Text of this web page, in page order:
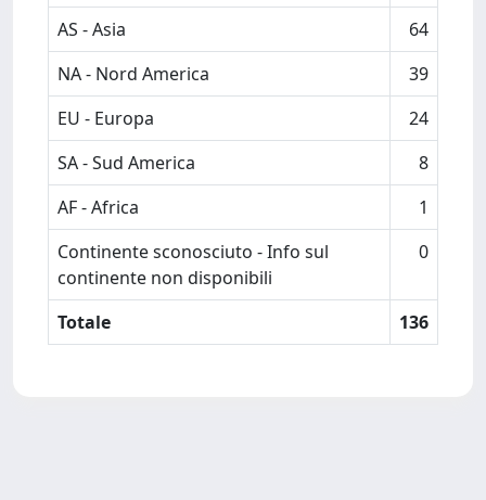
AS - Asia
64
NA - Nord America
39
EU - Europa
24
SA - Sud America
8
AF - Africa
1
Continente sconosciuto - Info sul
continente non disponibili
0
Totale 136